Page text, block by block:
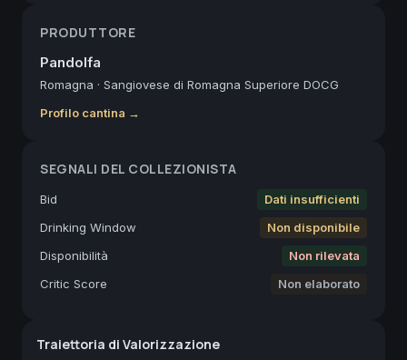
PRODUTTORE
Pandolfa
Romagna · Sangiovese di Romagna Superiore DOCG
Profilo cantina →
SEGNALI DEL COLLEZIONISTA
Bid
Dati insufficienti
Drinking Window
Non disponibile
Disponibilità
Non rilevata
Critic Score
Non elaborato
Traiettoria di Valorizzazione